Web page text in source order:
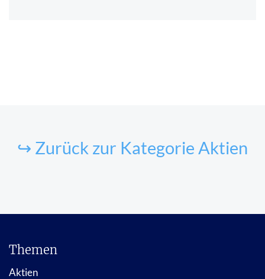
↪ Zurück zur Kategorie Aktien
Themen
Aktien